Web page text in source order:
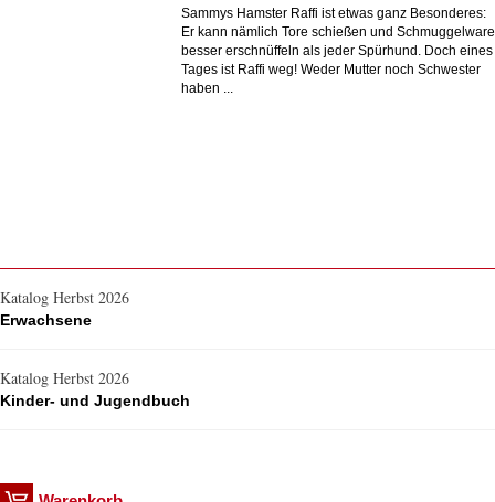
Sammys Hamster Raffi ist etwas ganz Besonderes:
Er kann nämlich Tore schießen und Schmuggelware
besser erschnüffeln als jeder Spürhund. Doch eines
Tages ist Raffi weg! Weder Mutter noch Schwester
haben ...
Katalog Herbst 2026
Erwachsene
Katalog Herbst 2026
Kinder- und Jugendbuch